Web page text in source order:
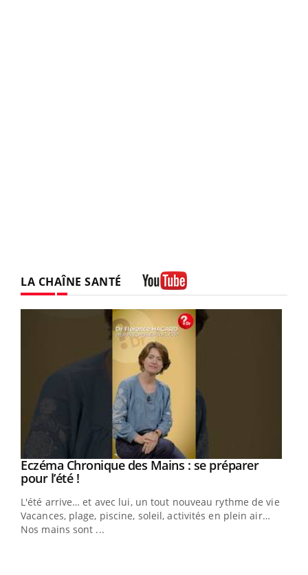
LA CHAÎNE SANTÉ
Youtube
Eczéma Chronique des Mains : se préparer
pour l’été !Youtube
L'été arrive… et avec lui, un tout nouveau rythme de vie !
Vacances, plage, piscine, soleil, activités en plein air…
Nos mains sont ...